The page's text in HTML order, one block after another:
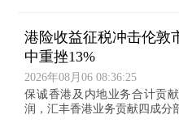
港险收益征税冲击伦敦
中重挫13%
2026年08月06 08:36:25
保诚香港及内地业务合计贡
润，汇丰香港业务贡献四成分